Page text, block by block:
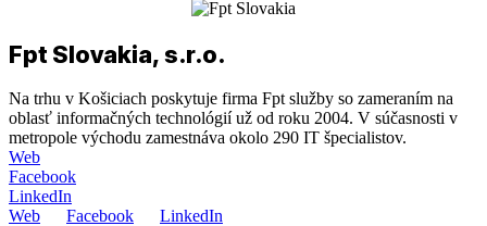
Fpt Slovakia, s.r.o.
Na trhu v Košiciach poskytuje firma Fpt služby so zameraním na
oblasť informačných technológií už od roku 2004. V súčasnosti v
metropole východu zamestnáva okolo 290 IT špecialistov.
Web
Facebook
LinkedIn
Web
Facebook LinkedIn